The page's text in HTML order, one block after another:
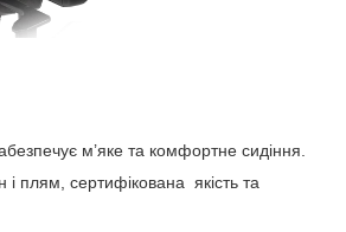
м’яке та комфортне сидіння.
і плям, сертифікована якість та